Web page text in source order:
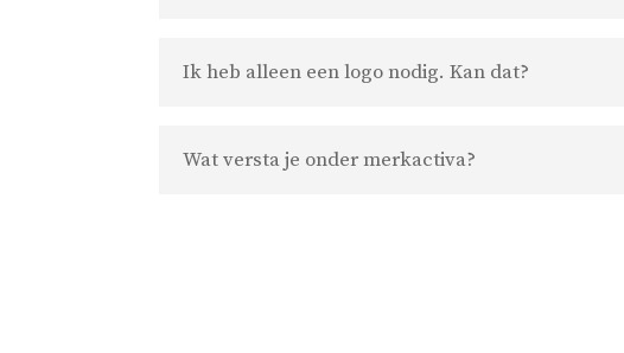
Ik heb alleen een logo nodig. Kan dat?
Wat versta je onder merkactiva?